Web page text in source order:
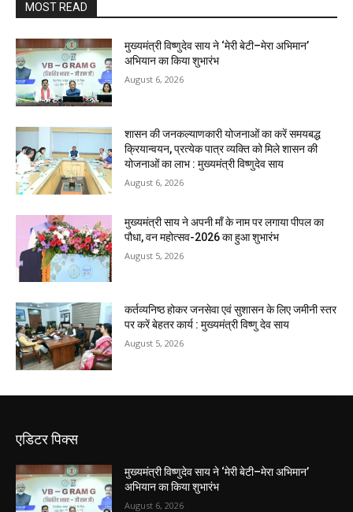
MOST READ
मुख्यमंत्री विष्णुदेव साय ने ‘मेरी बेटी–मेरा अभिमान’
अभियान का किया शुभारंभ
August 6, 2026
शासन की जनकल्याणकारी योजनाओं का करें समयबद्ध
क्रियान्वयन, प्रत्येक पात्र व्यक्ति को मिले शासन की
योजनाओं का लाभ : मुख्यमंत्री विष्णुदेव साय
August 6, 2026
मुख्यमंत्री साय ने अपनी माँ के नाम पर लगाया पीपल का
पौधा, वन महोत्सव-2026 का हुआ शुभारंभ
August 5, 2026
कर्तव्यनिष्ठ होकर जनसेवा एवं सुशासन के लिए जमीनी स्तर
पर करें बेहतर कार्य : मुख्यमंत्री विष्णु देव साय
August 5, 2026
एडिटर पिक्स
मुख्यमंत्री विष्णुदेव साय ने ‘मेरी बेटी–मेरा अभिमान’
अभियान का किया शुभारंभ
August 6, 2026